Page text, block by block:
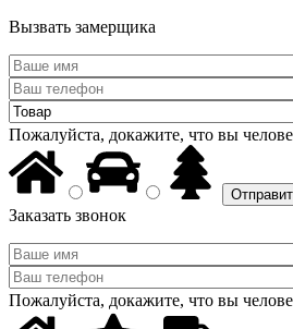
Вызвать замерщика
Пожалуйста, докажите, что вы
Заказать звонок
Пожалуйста, докажите, что вы